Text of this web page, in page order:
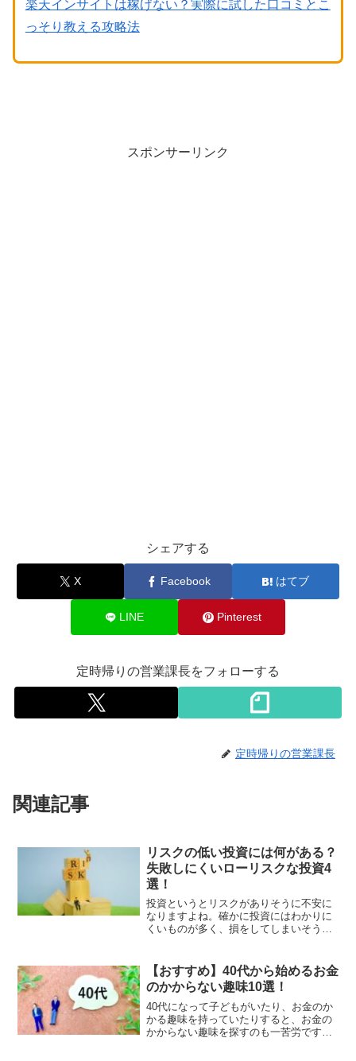
楽天インサイトは稼げない？実際に試した口コミとこ
っそり教える攻略法
スポンサーリンク
シェアする
X Facebook はてブ
LINE Pinterest
定時帰りの営業課長をフォローする
定時帰りの営業課長
関連記事
リスクの低い投資には何がある？
失敗しにくいローリスクな投資4
選！
投資というとリスクがありそうに不安に
なりますよね。確かに投資にはわかりに
くいものが多く、損をしてしまいそうな
えていきません。失敗しにくいローリス
クな投資を４つご紹介しますので、是非
参考にしてみて下さいね。
【おすすめ】40代から始めるお金
のかからない趣味10選！
40代になって子どもがいたり、お金のか
かる趣味を持っていたりすると、お金の
かからない趣味を探すのも一苦労です。